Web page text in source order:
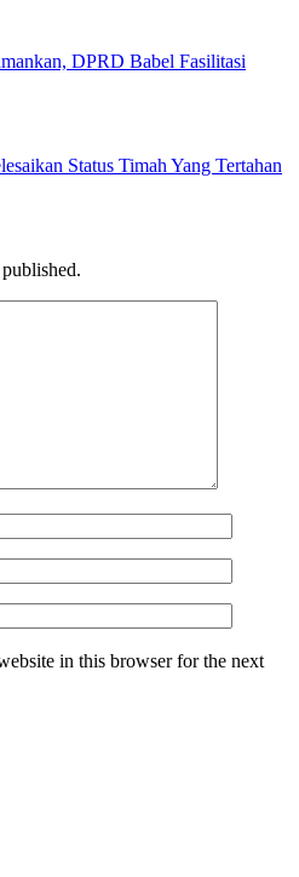
DPRD Babel Fasilitasi
Status Timah Yang Tertahan
in this browser for the next